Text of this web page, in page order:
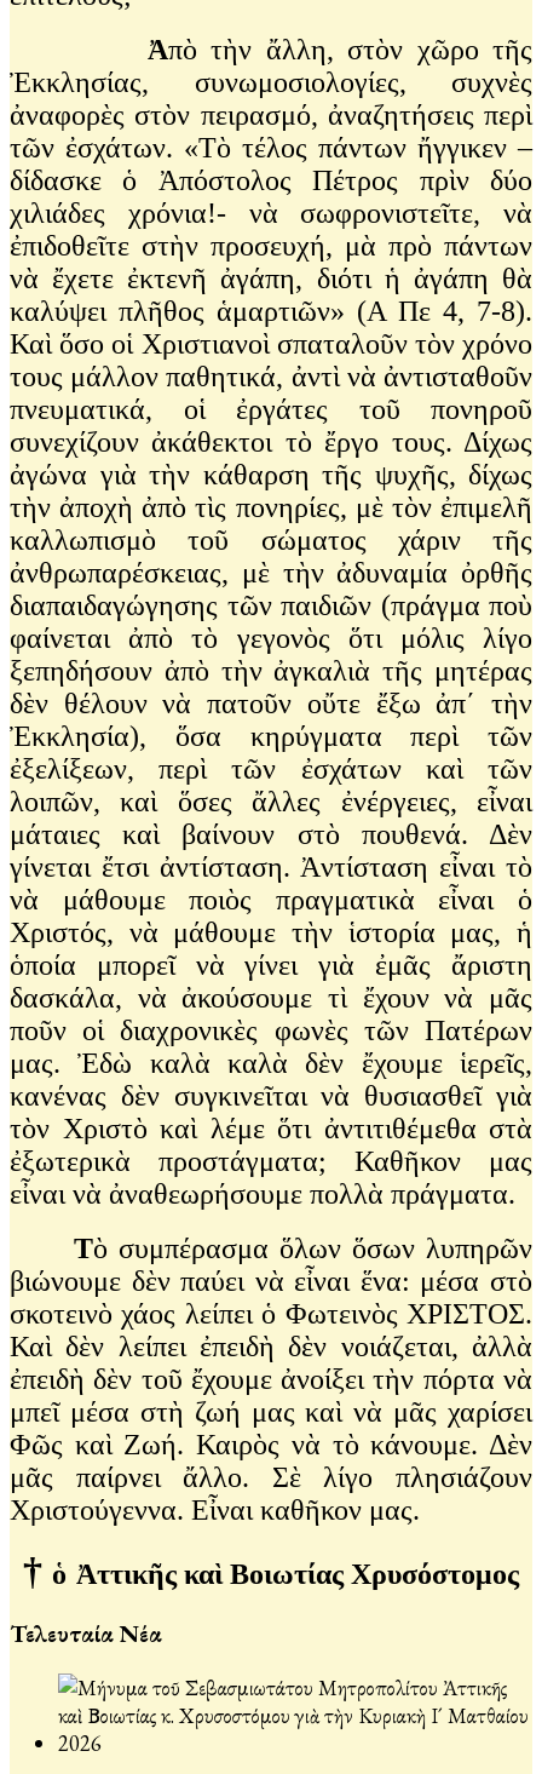
Ἀπὸ τὴν ἄλλη, στὸν χῶρο τῆς
Ἐκκλησίας, συνωμοσιολογίες, συχνὲς
ἀναφορὲς στὸν πειρασμό, ἀναζητήσεις περὶ
τῶν ἐσχάτων. «Τὸ τέλος πάντων ἤγγικεν –
δίδασκε ὁ Ἀπόστολος Πέτρος πρὶν δύο
χιλιάδες χρόνια!- νὰ σωφρονιστεῖτε, νὰ
ἐπιδοθεῖτε στὴν προσευχή, μὰ πρὸ πάντων
νὰ ἔχετε ἐκτενῆ ἀγάπη, διότι ἡ ἀγάπη θὰ
καλύψει πλῆθος ἁμαρτιῶν» (Α Πε 4, 7-8).
Καὶ ὅσο οἱ Χριστιανοὶ σπαταλοῦν τὸν χρόνο
τους μάλλον παθητικά, ἀντὶ νὰ ἀντισταθοῦν
πνευματικά, οἱ ἐργάτες τοῦ πονηροῦ
συνεχίζουν ἀκάθεκτοι τὸ ἔργο τους. Δίχως
ἀγώνα γιὰ τὴν κάθαρση τῆς ψυχῆς, δίχως
τὴν ἀποχὴ ἀπὸ τὶς πονηρίες, μὲ τὸν ἐπιμελῆ
καλλωπισμὸ τοῦ σώματος χάριν τῆς
ἀνθρωπαρέσκειας, μὲ τὴν ἀδυναμία ὀρθῆς
διαπαιδαγώγησης τῶν παιδιῶν (πράγμα ποὺ
φαίνεται ἀπὸ τὸ γεγονὸς ὅτι μόλις λίγο
ξεπηδήσουν ἀπὸ τὴν ἀγκαλιὰ τῆς μητέρας
δὲν θέλουν νὰ πατοῦν οὔτε ἔξω ἀπ΄ τὴν
Ἐκκλησία), ὅσα κηρύγματα περὶ τῶν
ἐξελίξεων, περὶ τῶν ἐσχάτων καὶ τῶν
λοιπῶν, καὶ ὅσες ἄλλες ἐνέργειες, εἶναι
μάταιες καὶ βαίνουν στὸ πουθενά. Δὲν
γίνεται ἔτσι ἀντίσταση. Ἀντίσταση εἶναι τὸ
νὰ μάθουμε ποιὸς πραγματικὰ εἶναι ὁ
Χριστός, νὰ μάθουμε τὴν ἱστορία μας, ἡ
ὁποία μπορεῖ νὰ γίνει γιὰ ἐμᾶς ἄριστη
δασκάλα, νὰ ἀκούσουμε τὶ ἔχουν νὰ μᾶς
ποῦν οἱ διαχρονικὲς φωνὲς τῶν Πατέρων
μας. Ἐδὼ καλὰ καλὰ δὲν ἔχουμε ἱερεῖς,
κανένας δὲν συγκινεῖται νὰ θυσιασθεῖ γιὰ
τὸν Χριστὸ καὶ λέμε ὅτι ἀντιτιθέμεθα στὰ
ἐξωτερικὰ προστάγματα; Καθῆκον μας
εἶναι νὰ ἀναθεωρήσουμε πολλὰ πράγματα.
Τὸ συμπέρασμα ὅλων ὅσων λυπηρῶν
βιώνουμε δὲν παύει νὰ εἶναι ἕνα: μέσα στὸ
σκοτεινὸ χάος λείπει ὁ Φωτεινὸς ΧΡΙΣΤΟΣ.
Καὶ δὲν λείπει ἐπειδὴ δὲν νοιάζεται, ἀλλὰ
ἐπειδὴ δὲν τοῦ ἔχουμε ἀνοίξει τὴν πόρτα νὰ
μπεῖ μέσα στὴ ζωή μας καὶ νὰ μᾶς χαρίσει
Φῶς καὶ Ζωή. Καιρὸς νὰ τὸ κάνουμε. Δὲν
μᾶς παίρνει ἄλλο. Σὲ λίγο πλησιάζουν
Χριστούγεννα. Εἶναι καθῆκον μας.
† ὁ Ἀττικῆς καὶ Βοιωτίας Χρυσόστομος
Τελευταία Νέα